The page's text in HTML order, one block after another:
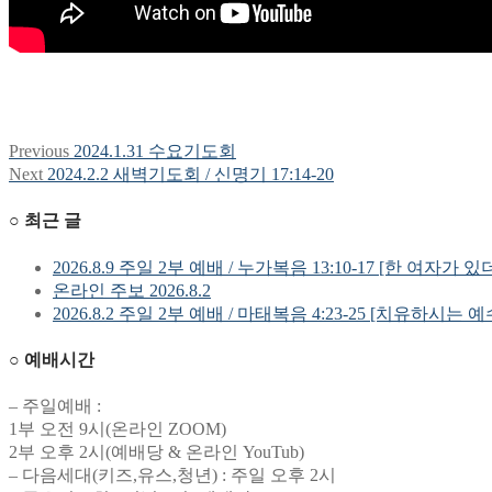
글
색
Previous Previous
post:
2024.1.31 수요기도회
Next Next
2024.2.2 새벽기도회 / 신명기 17:14-20
○ 최근 글
2026.8.9 주일 2부 예배 / 누가복음 13:10-17 [한 여자가 있
온라인 주보 2026.8.2
2026.8.2 주일 2부 예배 / 마태복음 4:23-25 [치유하시는 예
○ 예배시간
– 주일예배 :
1부 오전 9시(온라인 ZOOM)
2부 오후 2시(예배당 & 온라인 YouTub)
– 다음세대(키즈,유스,청년) : 주일 오후 2시